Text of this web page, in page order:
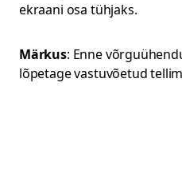
ekraani osa tühjaks.
Märkus: Enne
lõpetage vastuvõetud